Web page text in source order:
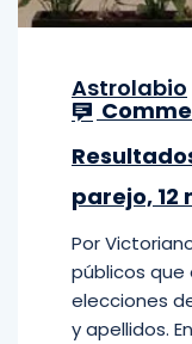
Astrolabio
parejo, 12
Por
públicos que
elecciones
y apellidos.